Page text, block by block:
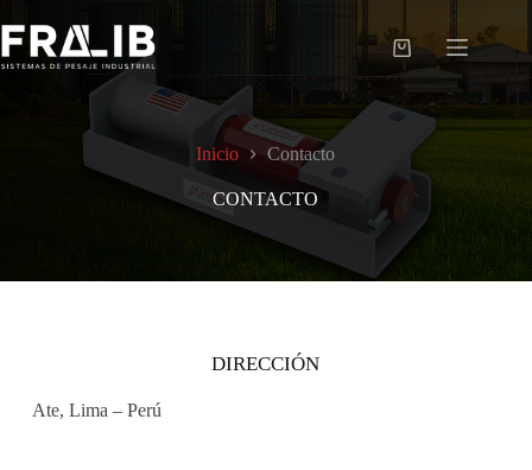
al
contenido
Shopping
cart
Inicio Contacto
CONTACTO
DIRECCIÓN
Ate, Lima – Perú